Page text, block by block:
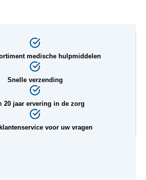
l
s
e
€
medische hulpmiddelen
Snelle verzending
20 jaar ervering in de zorg
voor uw vragen